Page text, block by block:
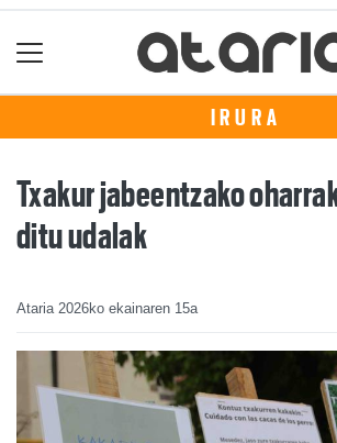
IRURA
Txakur jabeentzako
ditu udalak
Ataria 2026ko ekainaren 15a